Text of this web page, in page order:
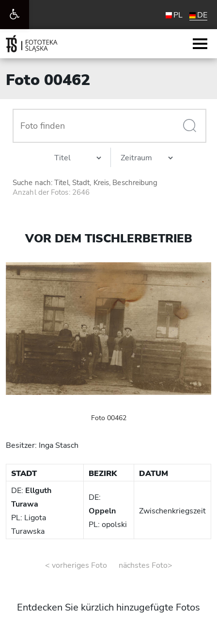
Werkzeugleiste
öffnen
PL DE
Foto 00462
Suche nach: Titel, Stadt, Kreis, Beschreibung
Anzahl der Fotos: 2646
VOR DEM TISCHLERBETRIEB
Foto 00462
Besitzer: Inga Stasch
STADT BEZIRK
DATUM
DE: Ellguth
Turawa
PL: Ligota
Turawska
DE:
Oppeln
PL: opolski
Zwischenkriegszeit
< vorheriges Foto nächstes Foto>
Entdecken Sie kürzlich hinzugefügte Fotos